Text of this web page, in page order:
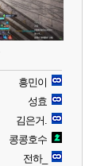
흥민이
성효
김은거.
콩콩호수
전하_